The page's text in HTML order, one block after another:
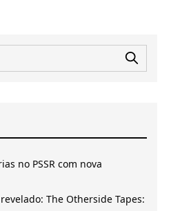
no PSSR com nova
The Otherside Tapes: